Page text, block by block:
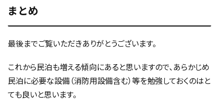
まとめ
最後までご覧いただきありがとうございます。
これから民泊も増える傾向にあると思いますので、あらかじめ
民泊に必要な設備（消防用設備含む）等を勉強しておくのはと
ても良いと思います。